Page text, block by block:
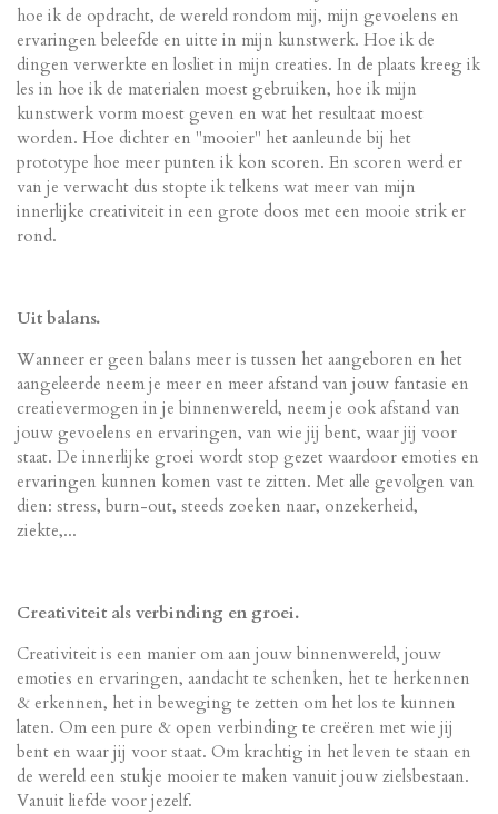
hoe ik de opdracht, de wereld rondom mij, mijn gevoelens en
ervaringen beleefde en uitte in mijn kunstwerk. Hoe ik de
dingen verwerkte en losliet in mijn creaties. In de plaats kreeg ik
les in hoe ik de materialen moest gebruiken, hoe ik mijn
kunstwerk vorm moest geven en wat het resultaat moest
worden. Hoe dichter en "mooier" het aanleunde bij het
prototype hoe meer punten ik kon scoren. En scoren werd er
van je verwacht dus stopte ik telkens wat meer van mijn
innerlijke creativiteit in een grote doos met een mooie strik er
rond.
Uit balans.
Wanneer er geen balans meer is tussen het aangeboren en het
aangeleerde neem je meer en meer afstand van jouw fantasie en
creatievermogen in je binnenwereld, neem je ook afstand van
jouw gevoelens en ervaringen, van wie jij bent, waar jij voor
staat. De innerlijke groei wordt stop gezet waardoor emoties en
ervaringen kunnen komen vast te zitten. Met alle gevolgen van
dien: stress, burn-out, steeds zoeken naar, onzekerheid,
ziekte,...
Creativiteit als verbinding en groei.
Creativiteit is een manier om aan jouw binnenwereld, jouw
emoties en ervaringen, aandacht te schenken, het te herkennen
& erkennen, het in beweging te zetten om het los te kunnen
laten. Om een pure & open verbinding te creëren met wie jij
bent en waar jij voor staat. Om krachtig in het leven te staan en
de wereld een stukje mooier te maken vanuit jouw zielsbestaan.
Vanuit liefde voor jezelf.